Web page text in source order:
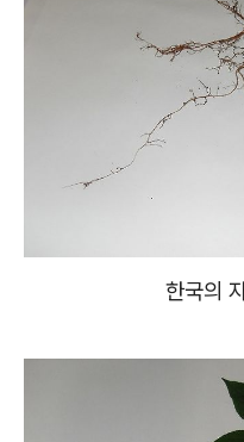
한국의